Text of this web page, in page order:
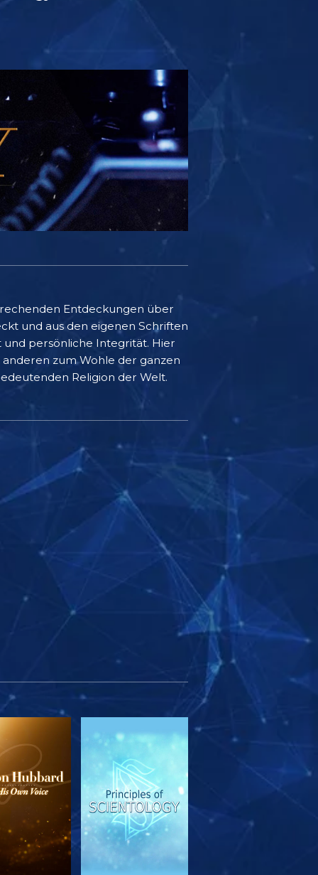
Entdeckungen über
und aus den eigenen Schriften
und persönliche Integrität. Hier
zum Wohle der ganzen
Religion der Welt.